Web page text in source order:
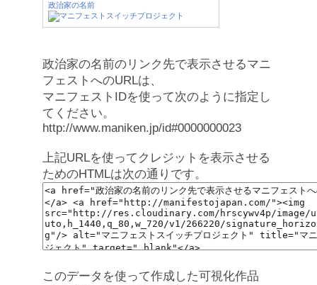
政治家の名前
政治家の名前のリンク先で表示させるマニ
フェストへのURLは、
マニフェストIDを使って次のように指定し
てください。
http://www.maniken.jp/id#0000000023
上記URLを使ってクレジットを表示させる
ためのHTMLは次の通りです。
このデータを使って作成した可視化作品